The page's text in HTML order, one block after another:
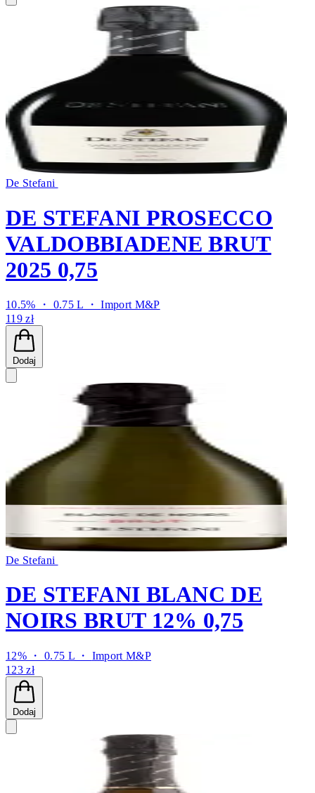
De Stefani
DE STEFANI PROSECCO
VALDOBBIADENE BRUT
2025 0,75
10.5% ・ 0.75 L ・Import M&P
119 zł
Dodaj
De Stefani
DE STEFANI BLANC DE
NOIRS BRUT 12% 0,75
12% ・ 0.75 L ・ Import M&P
123 zł
Dodaj